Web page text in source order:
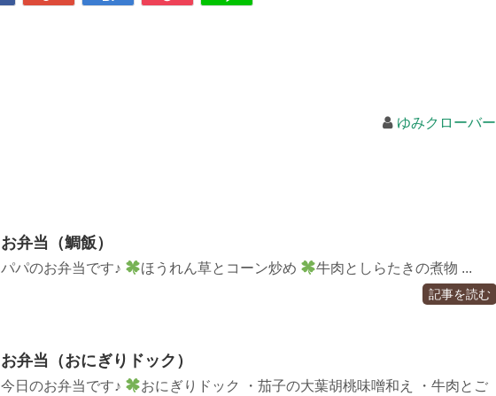
ゆみクローバー
お弁当（鯛飯）
パパのお弁当です♪ ほうれん草とコーン炒め 牛肉としらたきの煮物 ...
記事を読む
お弁当（おにぎりドック）
今日のお弁当です♪
おにぎりドック ・茄子の大葉胡桃味噌和え ・牛肉とご